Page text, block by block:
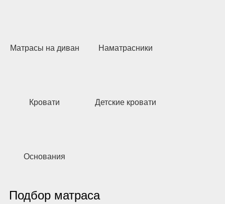
Матрасы на диван Наматрасники
Кровати Детские кровати
Основания
Подбор матраса